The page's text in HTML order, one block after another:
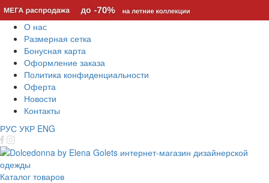
О нас
Размерная сетка
Бонусная карта
Оформление заказа
Политика конфиденциальности
Оферта
Новости
Контакты
РУС УКР ENG
Каталог товаров